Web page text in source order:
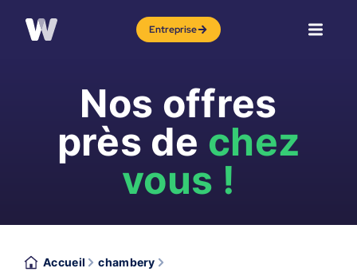
Entreprise
Nos offres
près de chez
vous !
Accueil
chambery